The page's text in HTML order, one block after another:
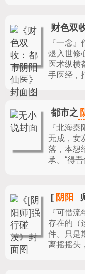
财色双
『一念』
煜入世修
医术纵横
手医经，
都市之
『北海秦
无成，女
落，本想
承。“得
[ 阴阳
『可惜流
存在的（
件。只是
离摇摇头